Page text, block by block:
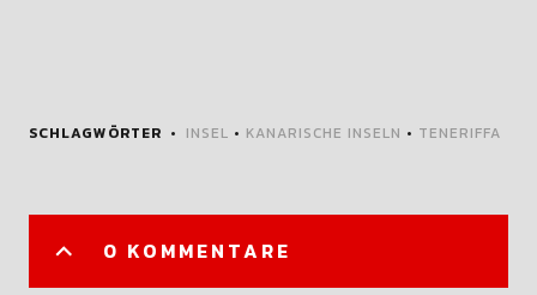
SCHLAGWÖRTER INSEL • KANARISCHE INSELN • TENERIFFA
0 KOMMENTARE